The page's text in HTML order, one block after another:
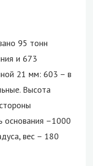
95 тонн
и 673
21 мм: 603 – в
Высота
основания –1000
вес – 180